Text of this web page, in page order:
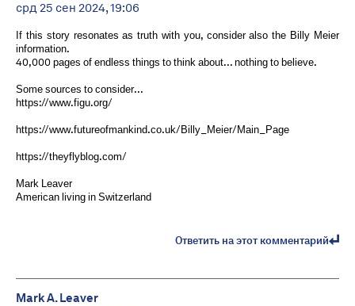
срд 25 сен 2024, 19:06
If this story resonates as truth with you, consider also the Billy Meier
information.
40,000 pages of endless things to think about... nothing to believe.
Some sources to consider...
https://www.figu.org/
https://www.futureofmankind.co.uk/Billy_Meier/Main_Page
https://theyflyblog.com/
Mark Leaver
American living in Switzerland
Ответить на этот комментарий
Mark A. Leaver